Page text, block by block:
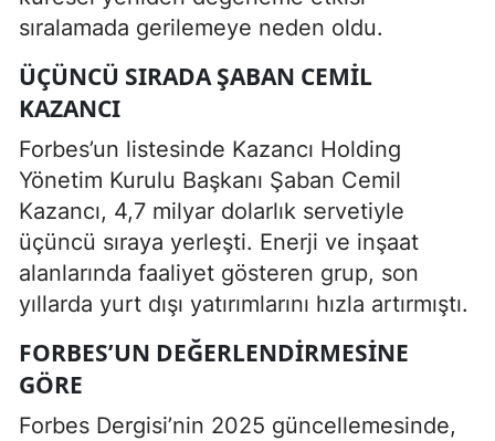
sıralamada gerilemeye neden oldu.
ÜÇÜNCÜ SIRADA ŞABAN CEMIL
KAZANCI
Forbes’un listesinde Kazancı Holding
Yönetim Kurulu Başkanı Şaban Cemil
Kazancı, 4,7 milyar dolarlık servetiyle
üçüncü sıraya yerleşti. Enerji ve inşaat
alanlarında faaliyet gösteren grup, son
yıllarda yurt dışı yatırımlarını hızla artırmıştı.
FORBES’UN DEĞERLENDIRMESINE
GÖRE
Forbes Dergisi’nin 2025 güncellemesinde,